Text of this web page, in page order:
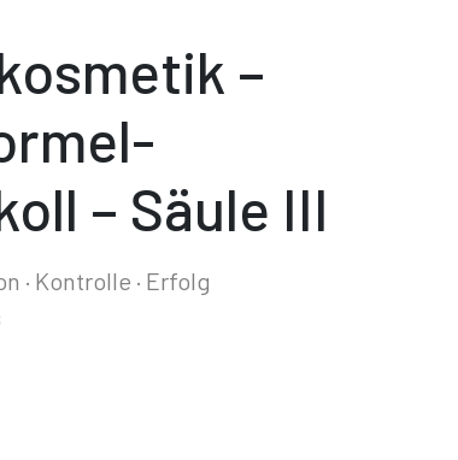
–
– Säule III
· Kontrolle · Erfolg